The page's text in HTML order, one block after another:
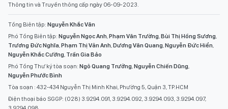
Thông tin và Truyền thông cấp ngày 06-09-2023.
Tổng Biên tập: Nguyễn Khắc Văn
Phó Tổng Biên tập: Nguyễn Ngọc Anh,Phạm Văn Trường,Bùi Thị Hồng Sương,
Trương Đức Nghĩa,Phạm Thị Vân Anh,Dương Văn Quang,Nguyễn Đức Hiển,
Nguyễn Khắc Cường, Trần Gia Bảo
Phó Tổng Thư ký tòa soạn: Ngô Quang Trưởng,Nguyễn Chiến Dũng,
Nguyễn Phước Bình
Tòa soạn : 432-434 Nguyễn Thị Minh Khai, Phường 5, Quận 3, TP.HCM
Điện thoại báo SGGP: (028) 3.9294.091, 3.9294.092, 3.9294.093, 3.9294.097,